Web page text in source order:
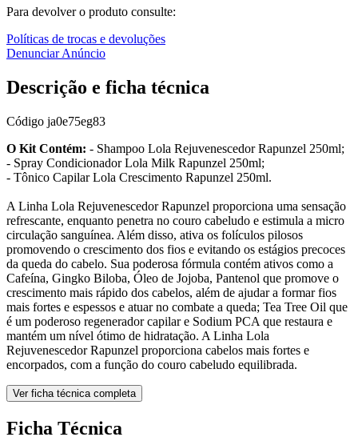
Para devolver o produto consulte:
Políticas de trocas e devoluções
Denunciar Anúncio
Descrição e ficha técnica
Código ja0e75eg83
O Kit Contém: - Shampoo Lola Rejuvenescedor Rapunzel 250ml;
- Spray Condicionador Lola Milk Rapunzel 250ml;
- Tônico Capilar Lola Crescimento Rapunzel 250ml.
A Linha Lola Rejuvenescedor Rapunzel proporciona uma sensação
refrescante, enquanto penetra no couro cabeludo e estimula a micro
circulação sanguínea. Além disso, ativa os folículos pilosos
promovendo o crescimento dos fios e evitando os estágios precoces
da queda do cabelo. Sua poderosa fórmula contém ativos como a
Cafeína, Gingko Biloba, Óleo de Jojoba, Pantenol que promove o
crescimento mais rápido dos cabelos, além de ajudar a formar fios
mais fortes e espessos e atuar no combate a queda; Tea Tree Oil que
é um poderoso regenerador capilar e Sodium PCA que restaura e
mantém um nível ótimo de hidratação. A Linha Lola
Rejuvenescedor Rapunzel proporciona cabelos mais fortes e
encorpados, com a função do couro cabeludo equilibrada.
Ver ficha técnica completa
Ficha Técnica